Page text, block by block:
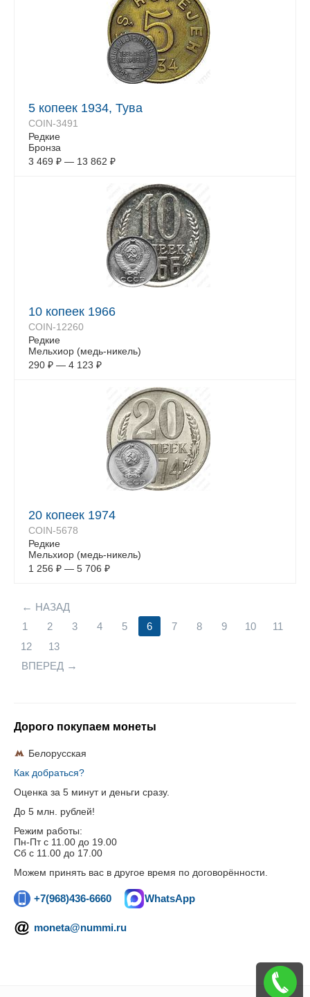
5 копеек 1934, Тува
COIN-3491
Редкие
Бронза
3 469 ₽ — 13 862 ₽
10 копеек 1966
COIN-12260
Редкие
Мельхиор (медь-никель)
290 ₽ — 4 123 ₽
20 копеек 1974
COIN-5678
Редкие
Мельхиор (медь-никель)
1 256 ₽ — 5 706 ₽
НАЗАД
1
2 3 4 5 6 7 8 9 10
11
12
13
ВПЕРЕД
Дорого покупаем монеты
Белорусская
Как добраться?
Оценка за 5 минут и деньги сразу.
До 5 млн. рублей!
Режим работы:
Пн-Пт c 11.00 до 19.00
Сб с 11.00 до 17.00
Можем принять вас в другое время по договорённости.
+7(968)436-6660 WhatsApp
moneta@nummi.ru